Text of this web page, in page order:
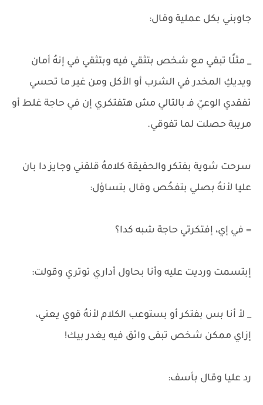
جاوبني بكل عملية وقال:
_ مثلًا تبقي مع شخص بتثقي فيه وبتثقي في إنهُ أمان
ويديكِ المخدر في الشرب أو الأكل ومن غير ما تحسي
تفقدي الوعيّ فـ بالتالي مش هتفتكري إن في حاجة غلط أو
مريبة حصلت لما تفوقي.
سرحت شوية بفتكر والحقيقة كلامهُ قلقني وجايز دا بان
عليا لأنهُ بصلي بتفحُص وقال بتساؤل:
= في إي، إفتكرتي حاجة شبه كدا؟
إبتسمت ورديت عليه وأنا بحاول أداري توتري وقولت:
_ لأ أنا بس بفتكر أو بستوعب الكلام لأنهُ قوي يعني،
إزاي ممكن شخص تبقى واثق فيه يغدر بيك!
رد عليا وقال بأسف: